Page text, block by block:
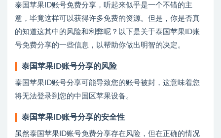
泰国苹果ID账号免费分享，听起来似乎是一个不错的主
意，毕竟这样可以获得许多免费的资源。但是，你是否真
的知道这其中的风险和利弊呢？以下是关于泰国苹果ID账
号免费分享的一些信息，以帮助你做出明智的决定。
泰国苹果ID账号分享的风险
泰国苹果ID账号分享可能导致您的账号被封，这意味着您
将无法登录到您的中国区苹果设备。
泰国苹果ID账号分享的安全性
虽然泰国苹果ID账号免费分享存在风险，但在正确的情况